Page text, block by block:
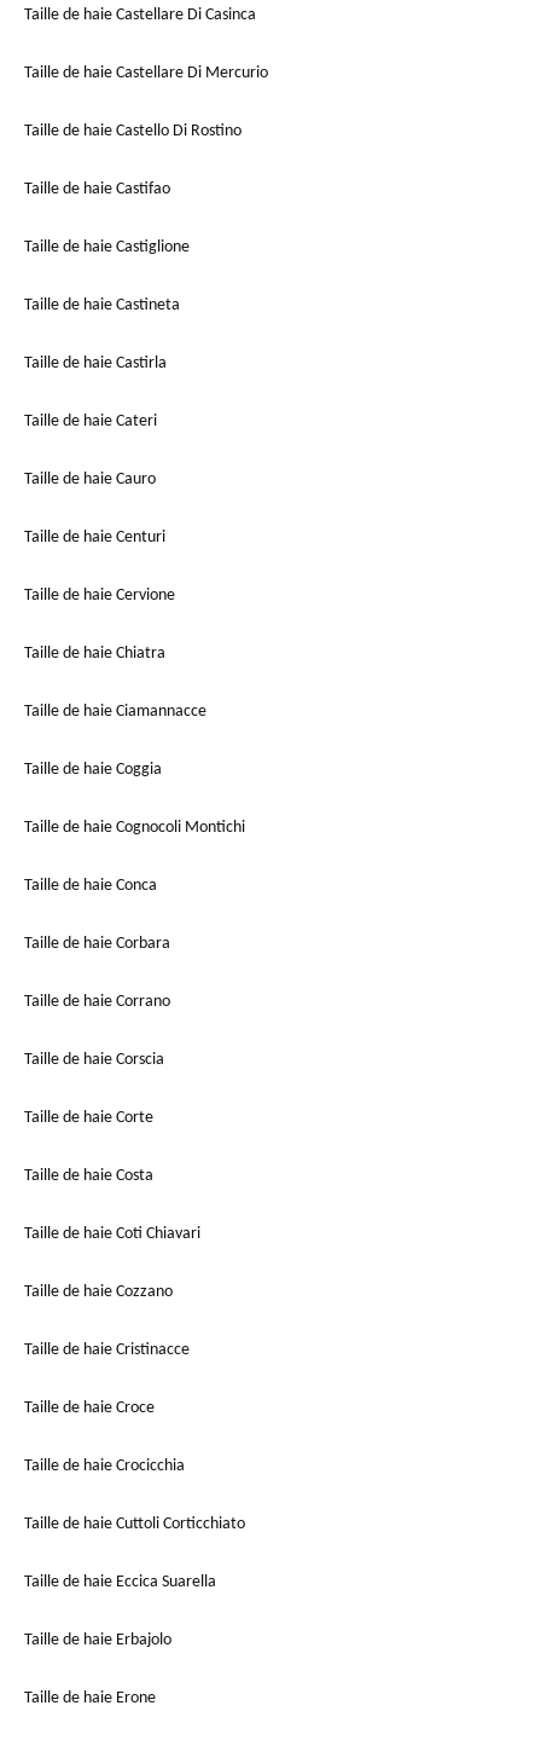
Taille de haie Castellare Di Casinca
Taille de haie Castellare Di Mercurio
Taille de haie Castello Di Rostino
Taille de haie Castifao
Taille de haie Castiglione
Taille de haie Castineta
Taille de haie Castirla
Taille de haie Cateri
Taille de haie Cauro
Taille de haie Centuri
Taille de haie Cervione
Taille de haie Chiatra
Taille de haie Ciamannacce
Taille de haie Coggia
Taille de haie Cognocoli Montichi
Taille de haie Conca
Taille de haie Corbara
Taille de haie Corrano
Taille de haie Corscia
Taille de haie Corte
Taille de haie Costa
Taille de haie Coti Chiavari
Taille de haie Cozzano
Taille de haie Cristinacce
Taille de haie Croce
Taille de haie Crocicchia
Taille de haie Cuttoli Corticchiato
Taille de haie Eccica Suarella
Taille de haie Erbajolo
Taille de haie Erone